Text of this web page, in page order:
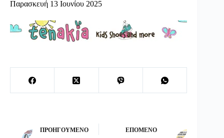
Παρασκευή 13 Ιουνίου 2025
ΠΡΟΗΓΟΎΜΕΝΟ ΕΠΌΜΕΝΟ